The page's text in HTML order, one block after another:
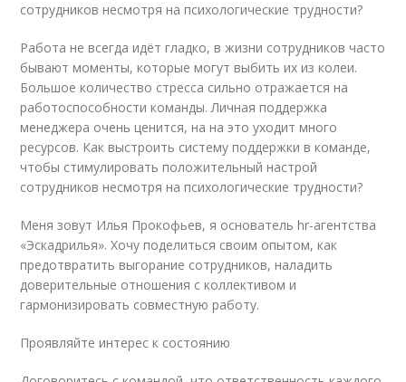
сотрудников несмотря на психологические трудности?
Работа не всегда идёт гладко, в жизни сотрудников часто
бывают моменты, которые могут выбить их из колеи.
Большое количество стресса сильно отражается на
работоспособности команды. Личная поддержка
менеджера очень ценится, на на это уходит много
ресурсов. Как выстроить систему поддержки в команде,
чтобы стимулировать положительный настрой
сотрудников несмотря на психологические трудности?
Меня зовут Илья Прокофьев, я основатель hr-агентства
«Эскадрилья». Хочу поделиться своим опытом, как
предотвратить выгорание сотрудников, наладить
доверительные отношения с коллективом и
гармонизировать совместную работу.
Проявляйте интерес к состоянию